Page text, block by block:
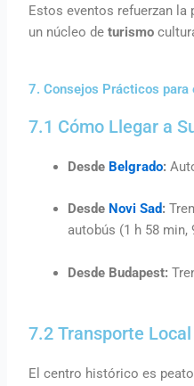
Estos eventos refuerzan
un núcleo deturismo
7. Consejos Prácticos para
7.1 Cómo Llegar a
Desde Belgrado:
Desde Novi Sad:
autobús (1 h 58 min,
Desde Budapest:
7.2 Transporte Local
El centro histórico es